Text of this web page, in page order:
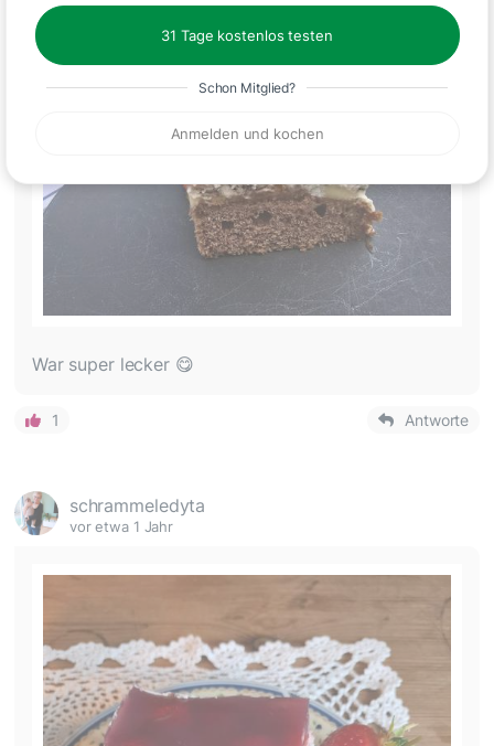
31 Tage kostenlos testen
Schon Mitglied?
Anmelden und kochen
War super lecker 😋
1 Antworte
schrammeledyta
vor etwa 1 Jahr